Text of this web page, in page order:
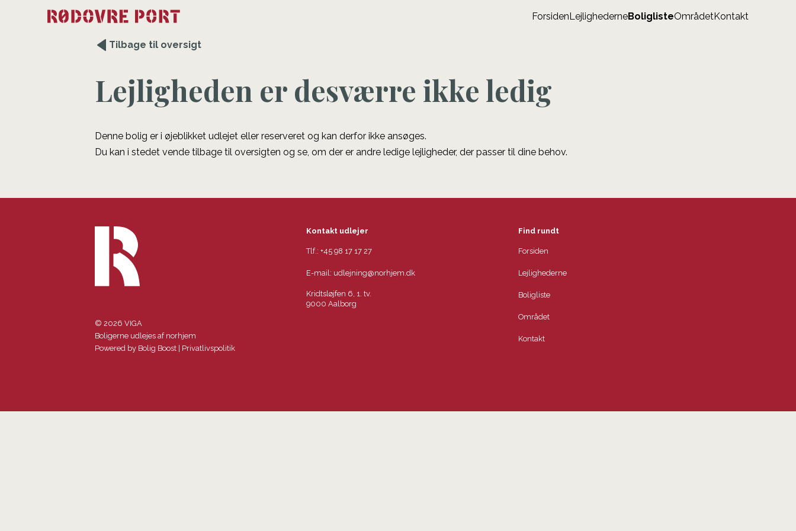
ForsidenLejlighederneBoliglisteOmrådetKontakt
Tilbage til oversigt
Lejligheden er desværre ikke ledig
Denne bolig er i øjeblikket udlejet eller reserveret og kan derfor ikke ansøges.
Du kan i stedet vende tilbage til oversigten og se, om der er andre ledige lejligheder, der passer til dine behov.
© 2026 VIGA
Boligerne udlejes af norhjem
Powered by Bolig Boost Privatlivspolitik
Kontakt udlejer
Tlf.:+45 98 17 17 27
E-mail: udlejning@norhjem.dk
Kridtsløjfen 6, 1. tv.
9000 Aalborg
Find rundt
Forsiden
Lejlighederne
Boligliste
Området
Kontakt